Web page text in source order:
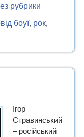
рубрики
боуї, рок,
Ігор
Стравинський
– російський